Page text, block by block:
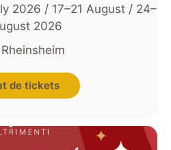
2026 / 17–21 August / 24–
2026
de tickets